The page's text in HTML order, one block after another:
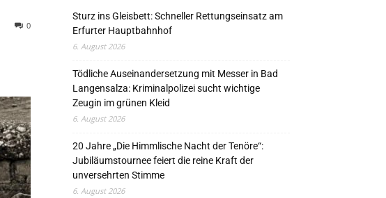
0
Sturz ins Gleisbett: Schneller Rettungseinsatz am
Erfurter Hauptbahnhof
6. August 2026
Tödliche Auseinandersetzung mit Messer in Bad
Langensalza: Kriminalpolizei sucht wichtige
Zeugin im grünen Kleid
6. August 2026
20 Jahre „Die Himmlische Nacht der Tenöre“:
Jubiläumstournee feiert die reine Kraft der
unversehrten Stimme
6. August 2026